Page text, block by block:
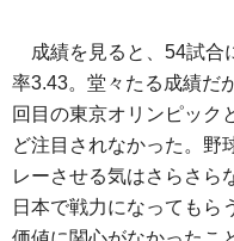
成績を見ると、54試合
率3.43。堂々たる成績だ
回目の東京オリンピック
ど注目されなかった。野
レーさせる気はさらさら
日本で戦力になってもら